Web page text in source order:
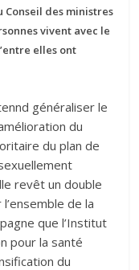
Conseil des ministres
vivent avec le
elles ont
généraliser le
du
du plan de
revêt un double
de la
que l’Institut
pour la santé
du